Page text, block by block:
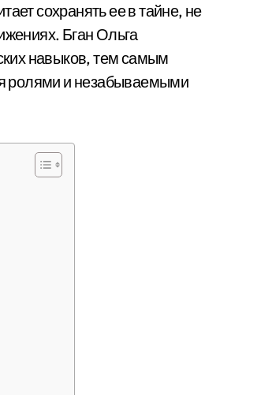
сохранять ее в тайне, не
Бган Ольга
навыков, тем самым
ролями и незабываемыми